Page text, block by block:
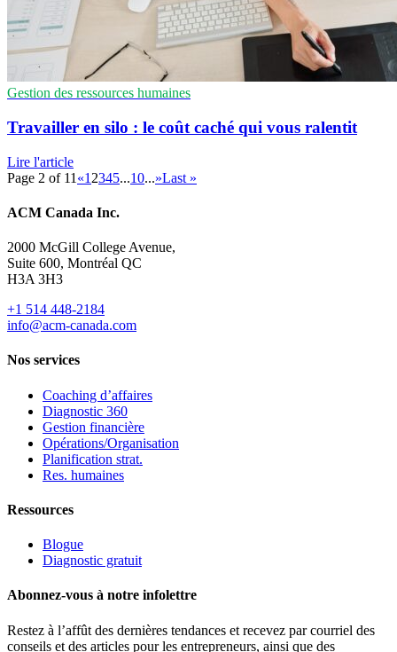
Gestion des ressources humaines
Travailler en silo : le coût caché qui vous ralentit
Lire l'article
Page 2 of 11 «1 2345...10...»Last »
ACM Canada Inc.
2000 McGill College Avenue,
Suite 600, Montréal QC
H3A 3H3
+1 514 448-2184
info@acm-canada.com
Nos services
Coaching d’affaires
Diagnostic 360
Gestion financière
Opérations/Organisation
Planification strat.
Res. humaines
Ressources
Blogue
Diagnostic gratuit
Abonnez-vous à notre infolettre
Restez à l’affût des dernières tendances et recevez par courriel des
conseils et des articles pour les entrepreneurs, ainsi que des